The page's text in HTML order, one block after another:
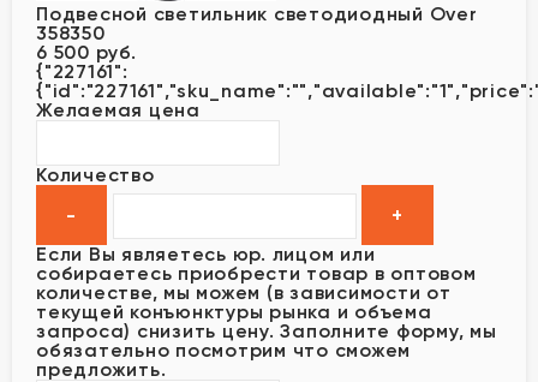
Подвесной светильник светодиодный Over
358350
6 500 руб.
{"227161":
Желаемая цена
Количество
Если Вы являетесь юр. лицом или
собираетесь приобрести товар в оптовом
количестве, мы можем (в зависимости от
текущей конъюнктуры рынка и объема
запроса) снизить цену. Заполните форму, мы
обязательно посмотрим что сможем
предложить.